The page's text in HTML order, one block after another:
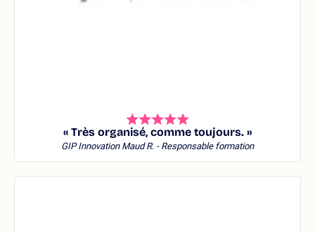
« Très organisé, comme toujours. »
GIP Innovation Maud R. - Responsable formation